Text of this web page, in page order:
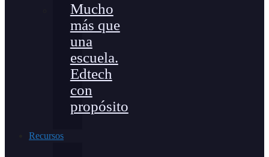
Mucho
más que
una
escuela.
Edtech
con
propósito
Recursos